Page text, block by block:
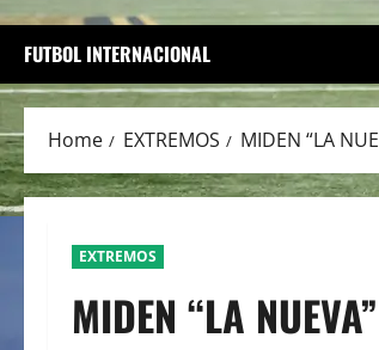
FUTBOL INTERNACIONAL
Home EXTREMOS MIDEN “LA
EXTREMOS
MIDEN “LA